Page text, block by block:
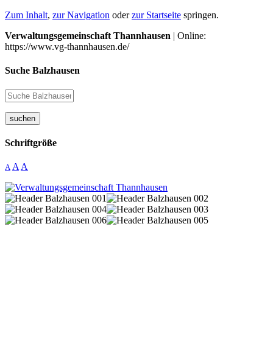
Zum Inhalt, zur Navigation oderzur Startseite springen.
Verwaltungsgemeinschaft Thannhausen | Online:
https://www.vg-thannhausen.de/
Suche Balzhausen
suchen
Schriftgröße
A A A